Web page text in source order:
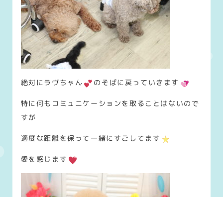
絶対にラヴちゃん のそばに戻っていきます
特に何もコミュニケーションを取ることはないので
すが
適度な距離を保って一緒にすごしてます
愛を感じます